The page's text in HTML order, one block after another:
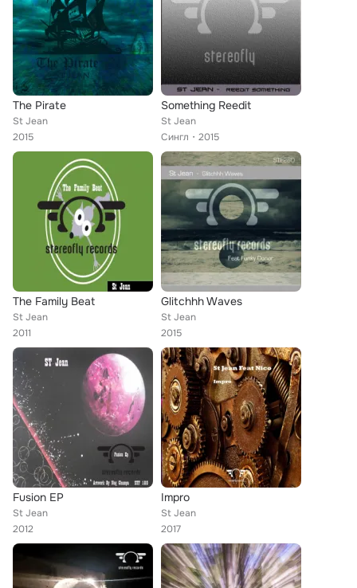
The Pirate
St Jean
2015
Something Reedit
St Jean
Сингл
2015
The Family Beat
St Jean
2011
Glitchhh Waves
St Jean
2015
Fusion EP
St Jean
2012
Impro
St Jean
2017